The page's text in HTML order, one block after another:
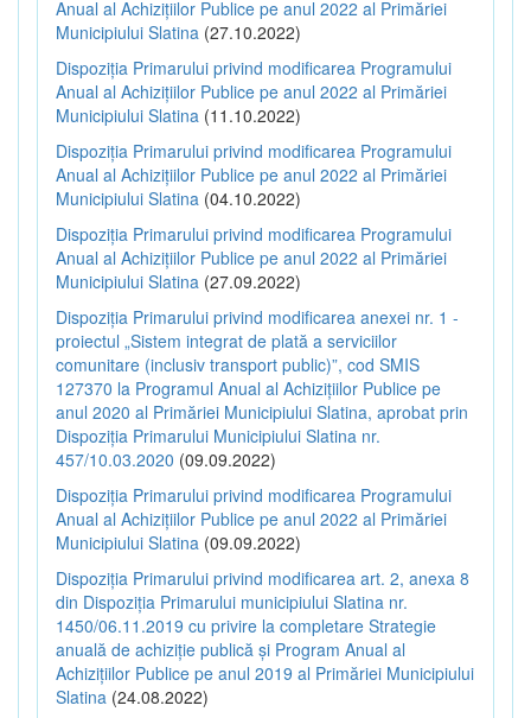
Anual al Achizițiilor Publice pe anul 2022 al Primăriei
Municipiului Slatina (27.10.2022)
Dispoziția Primarului privind modificarea Programului
Anual al Achizițiilor Publice pe anul 2022 al Primăriei
Municipiului Slatina (11.10.2022)
Dispoziția Primarului privind modificarea Programului
Anual al Achizițiilor Publice pe anul 2022 al Primăriei
Municipiului Slatina (04.10.2022)
Dispoziția Primarului privind modificarea Programului
Anual al Achizițiilor Publice pe anul 2022 al Primăriei
Municipiului Slatina (27.09.2022)
Dispoziția Primarului privind modificarea anexei nr. 1 -
proiectul „Sistem integrat de plată a serviciilor
comunitare (inclusiv transport public)”, cod SMIS
127370 la Programul Anual al Achizițiilor Publice pe
anul 2020 al Primăriei Municipiului Slatina, aprobat prin
Dispoziția Primarului Municipiului Slatina nr.
457/10.03.2020 (09.09.2022)
Dispoziția Primarului privind modificarea Programului
Anual al Achizițiilor Publice pe anul 2022 al Primăriei
Municipiului Slatina (09.09.2022)
Dispoziția Primarului privind modificarea art. 2, anexa 8
din Dispoziția Primarului municipiului Slatina nr.
1450/06.11.2019 cu privire la completare Strategie
anuală de achiziție publică și Program Anual al
Achizițiilor Publice pe anul 2019 al Primăriei Municipiului
Slatina (24.08.2022)